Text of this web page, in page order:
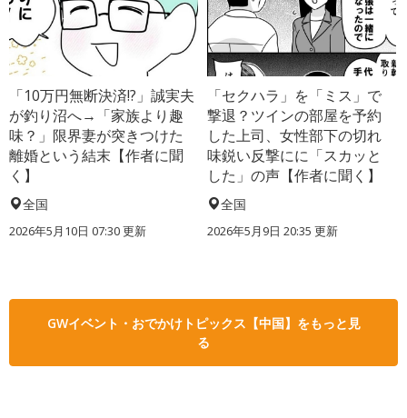
「10万円無断決済!?」誠実夫
が釣り沼へ→「家族より趣
味？」限界妻が突きつけた
離婚という結末【作者に聞
く】
全国
2026年5月10日 07:30 更新
「セクハラ」を「ミス」で
撃退？ツインの部屋を予約
した上司、女性部下の切れ
味鋭い反撃にに「スカッと
した」の声【作者に聞く】
全国
2026年5月9日 20:35 更新
GWイベント・おでかけトピックス【中国】をもっと見
る